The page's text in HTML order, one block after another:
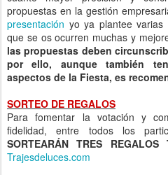
propuestas en la gestión
presentación yo ya plantee
que se os ocurren muchas y
las propuestas deben
por ello, aunque también
aspectos de la Fiesta, es
SORTEO DE REGALOS
Para fomentar la votación y
fidelidad, entre todos los
SORTEARÁN TRES
Trajesdeluces.com